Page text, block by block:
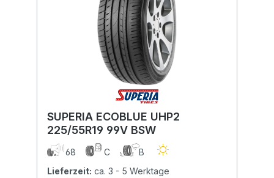
SUPERIA ECOBLUE UHP2
225/55R19 99V BSW
68 C
B
Lieferzeit: ca. 3 - 5 Werktage